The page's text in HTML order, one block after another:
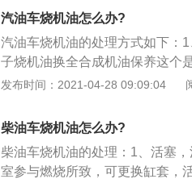
的烧机油方式；2、其实，烧机
太差。燃油差，大家应该心里还
油标准远高于中国，在欧洲，机
量如下：典型的多级机油—78%
5%的分散剂、1%的磨损保护、
尘和燃烧后形成的积碳清洗掉，
更多积碳的生成。这些积碳沉积
压衰退；如果沉积在发动机内，
汽油车烧机油怎么办?
汽油车烧机油的处理方式如下：
子烧机油换全合成机油保养这个
动力和静音就要改善很多，起步
经比普通车多了，再用极护不太
好。
发布时间：2021-04-28 09:09:04
柴油车烧机油怎么办?
柴油车烧机油的处理：1、活塞
室参与燃烧所致，可更换缸套，